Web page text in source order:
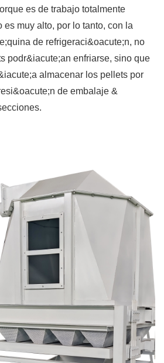
es de trabajo totalmente
muy alto, por lo tanto, con la
de refrigeraci&oacute;n, no
podr&iacute;an enfriarse, sino que
almacenar los pellets por
de embalaje &